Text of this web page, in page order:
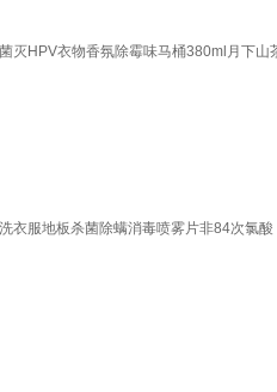
灭HPV衣物香氛除霉味马桶380ml月下山
衣服地板杀菌除螨消毒喷雾片非84次氯